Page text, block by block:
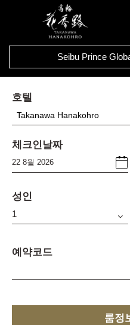
Seibu Prince
호텔
Takanawa Hanakohro
체크인날짜
성인
예약코드
룸정